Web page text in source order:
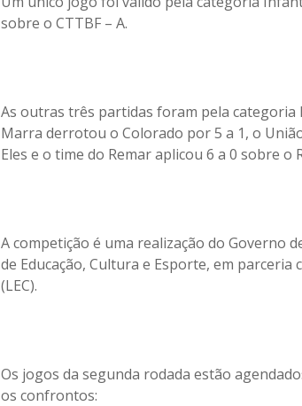
sobre o CTTBF – A.
As outras três partidas foram pela categoria
Marra derrotou o Colorado por 5 a 1, o
Eles e o time do Remar aplicou 6 a 0 sobre o
A competição é uma realização do Governo
de Educação, Cultura e Esporte, em parceria
(LEC).
Os jogos da segunda rodada estão
os confrontos: